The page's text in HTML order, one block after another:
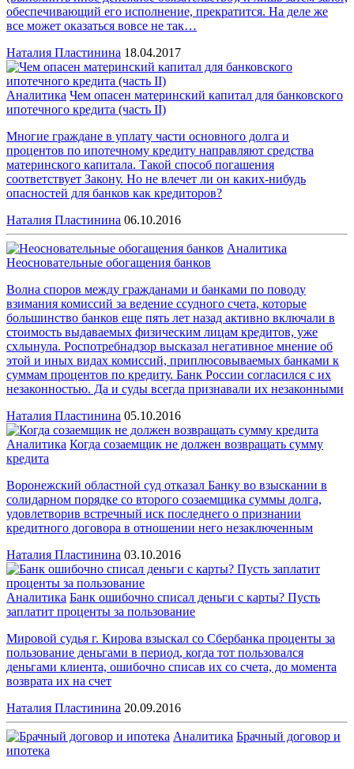
обеспечивающий его исполнение, прекратится. На деле же
все может оказаться вовсе не так…
Наталия Пластинина 18.04.2017
Аналитика Чем опасен материнский капитал для банковского
ипотечного кредита (чаcть II)
Многие граждане в уплату части основного долга и
процентов по ипотечному кредиту направляют средства
материнского капитала. Такой способ погашения
соответствует Закону. Но не влечет ли он каких-нибудь
опасностей для банков как кредиторов?
Наталия Пластинина 06.10.2016
Аналитика
Неосновательные обогащения банков
Волна споров между гражданами и банками по поводу
взимания комиссий за ведение ссудного счета, которые
большинство банков еще пять лет назад активно включали в
стоимость выдаваемых физическим лицам кредитов, уже
схлынула. Роспотребнадзор высказал негативное мнение об
этой и иных видах комиссий, приплюсовываемых банками к
суммам процентов по кредиту. Банк России согласился с их
незаконностью. Да и суды всегда признавали их незаконными
Наталия Пластинина 05.10.2016
Аналитика Когда созаемщик не должен возвращать сумму
кредита
Воронежский областной суд отказал Банку во взыскании в
солидарном порядке со второго созаемщика суммы долга,
удовлетворив встречный иск последнего о признании
кредитного договора в отношении него незаключенным
Наталия Пластинина 03.10.2016
Аналитика Банк ошибочно списал деньги с карты? Пусть
заплатит проценты за пользование
Мировой судья г. Кирова взыскал со Сбербанка проценты за
пользование деньгами в период, когда тот пользовался
деньгами клиента, ошибочно списав их со счета, до момента
возврата их на счет
Наталия Пластинина 20.09.2016
Аналитика Брачный договор и
ипотека